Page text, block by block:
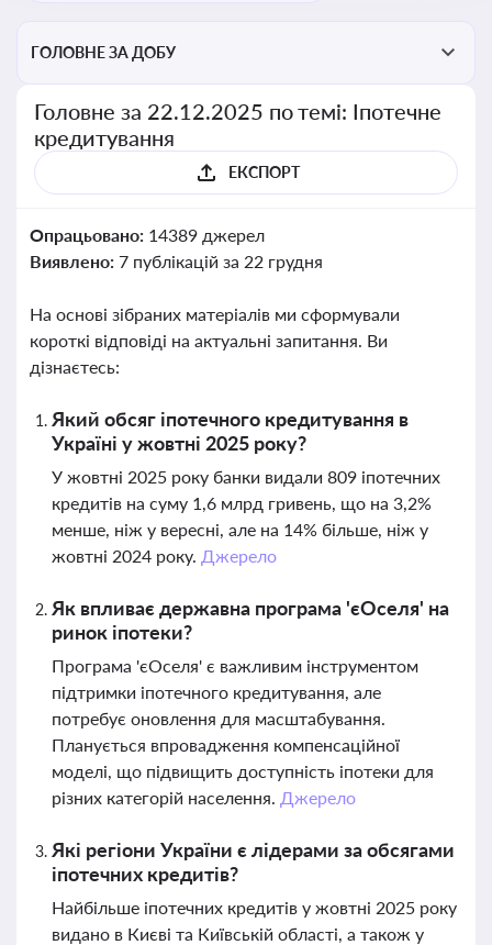
ГОЛОВНЕ ЗА ДОБУ
Головне за 22.12.2025 по темі: Іпотечне
кредитування
ЕКСПОРТ
Опрацьовано: 14389 джерел
Виявлено: 7 публікацій за 22 грудня
На основі зібраних матеріалів ми сформували
короткі відповіді на актуальні запитання. Ви
дізнаєтесь:
Який обсяг іпотечного кредитування в
Україні у жовтні 2025 року?
У жовтні 2025 року банки видали 809 іпотечних
кредитів на суму 1,6 млрд гривень, що на 3,2%
менше, ніж у вересні, але на 14% більше, ніж у
жовтні 2024 року. Джерело
Як впливає державна програма 'єОселя' на
ринок іпотеки?
Програма 'єОселя' є важливим інструментом
підтримки іпотечного кредитування, але
потребує оновлення для масштабування.
Планується впровадження компенсаційної
моделі, що підвищить доступність іпотеки для
різних категорій населення. Джерело
Які регіони України є лідерами за обсягами
іпотечних кредитів?
Найбільше іпотечних кредитів у жовтні 2025 року
видано в Києві та Київській області, а також у